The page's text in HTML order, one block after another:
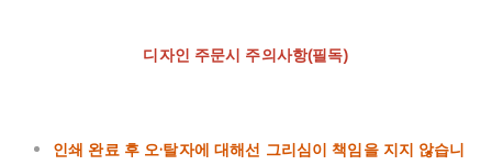
디자인 주문시 주의사항(필독)
인쇄 완료 후 오·탈자에 대해선 그리심이 책임을 지지 않습니